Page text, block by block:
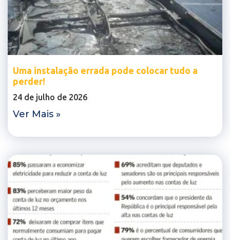
Uma instalação errada pode colocar tudo a
perder!
24 de julho de 2026
Ver Mais »